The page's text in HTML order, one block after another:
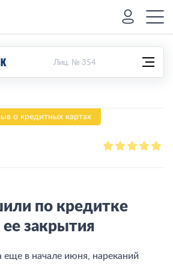
Лиц. № 354
о кредитных картах
по кредитке
закрытия
еще в начале июня, нареканий